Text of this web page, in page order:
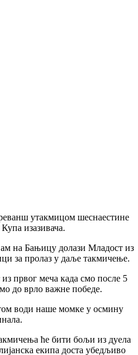
утакмицом шеснаестине
изазивача.
на Бањицу долази Младост из
за пролаз у даље такмичење.
првог меча када смо после 5
до врло важне победе.
води наше момке у осмину
ће бити бољи из дуела
екипа доста убедљиво